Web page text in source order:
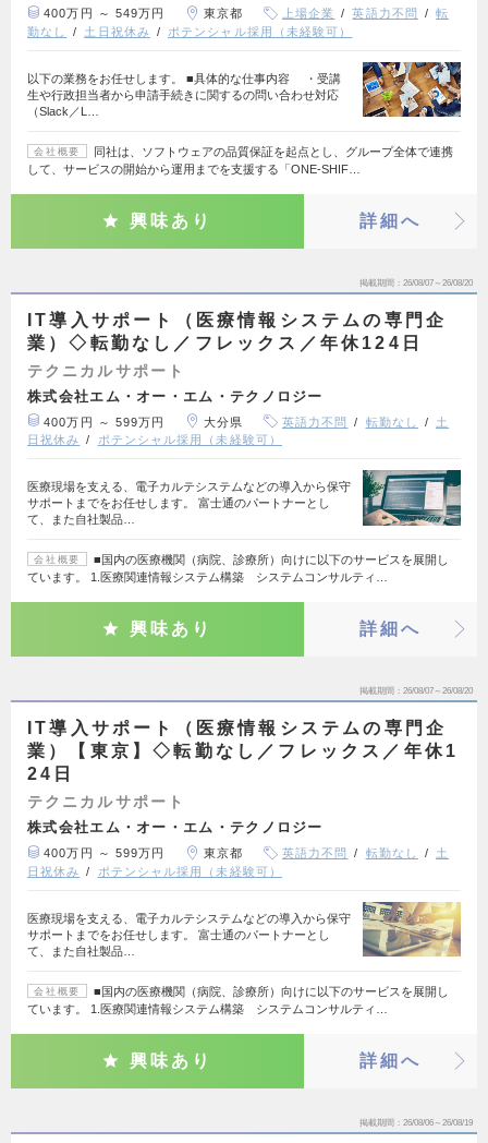
400万円 ～ 549万円 東京都 上場企業 英語力不問
転
勤なし
土日祝休み ポテンシャル採用（未経験可）
以下の業務をお任せします。 ■具体的な仕事内容 ・受講
生や行政担当者から申請手続きに関するの問い合わせ対応
（Slack／L…
会社概要
同社は、ソフトウェアの品質保証を起点とし、グループ全体で連携
して、サービスの開始から運用までを支援する「ONE-SHIF…
興味あり 詳細へ
掲載期間 26/08/07～26/08/20
IT導入サポート（医療情報システムの専門企
業）◇転勤なし／フレックス／年休124日
テクニカルサポート
株式会社エム・オー・エム・テクノロジー
400万円 ～ 599万円 大分県 英語力不問 転勤なし
土
日祝休み
ポテンシャル採用（未経験可）
医療現場を支える、電子カルテシステムなどの導入から保守
サポートまでをお任せします。 富士通のパートナーとし
て、また自社製品…
会社概要
■国内の医療機関（病院、診療所）向けに以下のサービスを展開し
ています。 1.医療関連情報システム構築 システムコンサルティ…
興味あり 詳細へ
掲載期間 26/08/07～26/08/20
IT導入サポート（医療情報システムの専門企
業）【東京】◇転勤なし／フレックス／年休1
24日
テクニカルサポート
株式会社エム・オー・エム・テクノロジー
400万円 ～ 599万円 東京都 英語力不問 転勤なし
土
日祝休み
ポテンシャル採用（未経験可）
医療現場を支える、電子カルテシステムなどの導入から保守
サポートまでをお任せします。 富士通のパートナーとし
て、また自社製品…
会社概要
■国内の医療機関（病院、診療所）向けに以下のサービスを展開し
ています。 1.医療関連情報システム構築 システムコンサルティ…
興味あり 詳細へ
掲載期間 26/08/06～26/08/19